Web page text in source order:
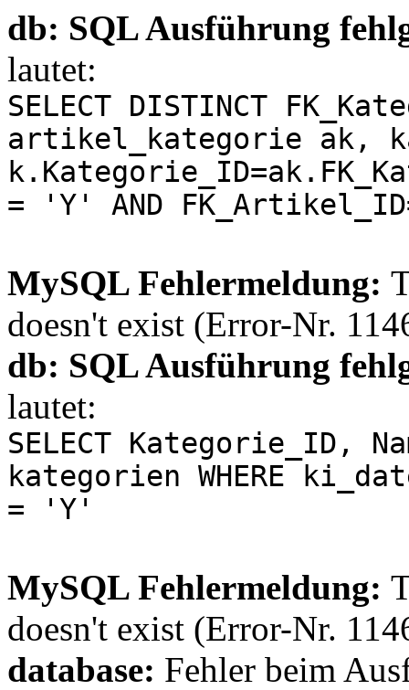
db: SQL Ausführung
lautet:
SELECT DISTINCT
artikel_kategorie ak,
= 'Y' AND
MySQL Fehlermeldung:
doesn't exist (Error-Nr.
db: SQL Ausführung
lautet:
SELECT Kategorie_ID,
kategorien WHERE
= 'Y'
MySQL Fehlermeldung:
doesn't exist (Error-Nr.
database: Fehler beim